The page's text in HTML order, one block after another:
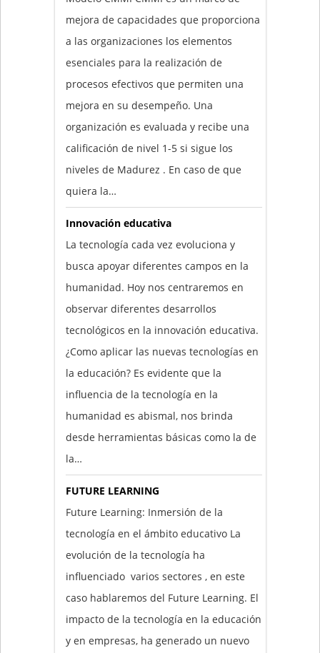
mejora de capacidades que proporciona
a las organizaciones los elementos
esenciales para la realización de
procesos efectivos que permiten una
mejora en su desempeño. Una
organización es evaluada y recibe una
calificación de nivel 1-5 si sigue los
niveles de Madurez . En caso de que
quiera la…
Innovación educativa
La tecnología cada vez evoluciona y
busca apoyar diferentes campos en la
humanidad. Hoy nos centraremos en
observar diferentes desarrollos
tecnológicos en la innovación educativa.
¿Como aplicar las nuevas tecnologías en
la educación? Es evidente que la
influencia de la tecnología en la
humanidad es abismal, nos brinda
desde herramientas básicas como la de
la…
FUTURE LEARNING
Future Learning: Inmersión de la
tecnología en el ámbito educativo La
evolución de la tecnología ha
influenciado varios sectores , en este
caso hablaremos del Future Learning. El
impacto de la tecnología en la educación
y en empresas, ha generado un nuevo